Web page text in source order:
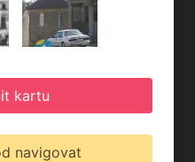
kartu
navigovat